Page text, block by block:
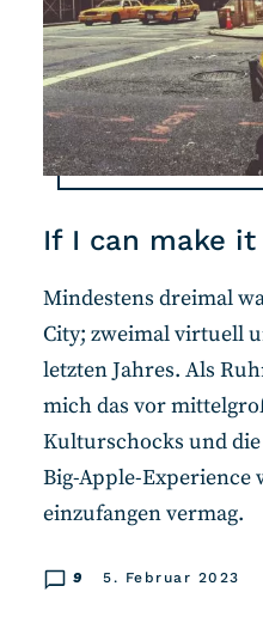
If I can make
9 5. Februar 2023
Mindestens dreimal
City; zweimal virtuell
letzten Jahres. Als
mich das vor
Kulturschocks und die
Big-Apple-Experience
einzufangen vermag.